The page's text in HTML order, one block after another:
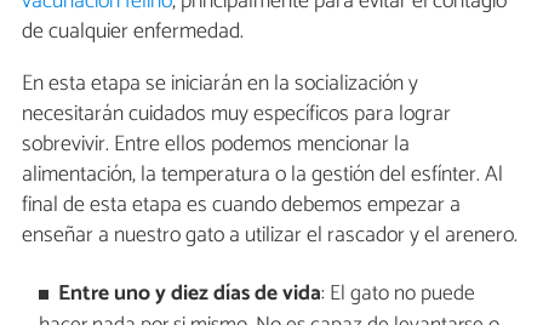
de cualquier enfermedad.
En esta etapa se iniciarán en la socialización y
necesitarán cuidados muy específicos para lograr
sobrevivir. Entre ellos podemos mencionar la
alimentación, la temperatura o la gestión del esfínter. Al
final de esta etapa es cuando debemos empezar a
enseñar a nuestro gato a utilizar el rascador y el arenero.
Entre uno y diez días de vida: El gato no puede